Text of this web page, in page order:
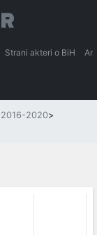
Strani akteri o BiH
2016-2020>